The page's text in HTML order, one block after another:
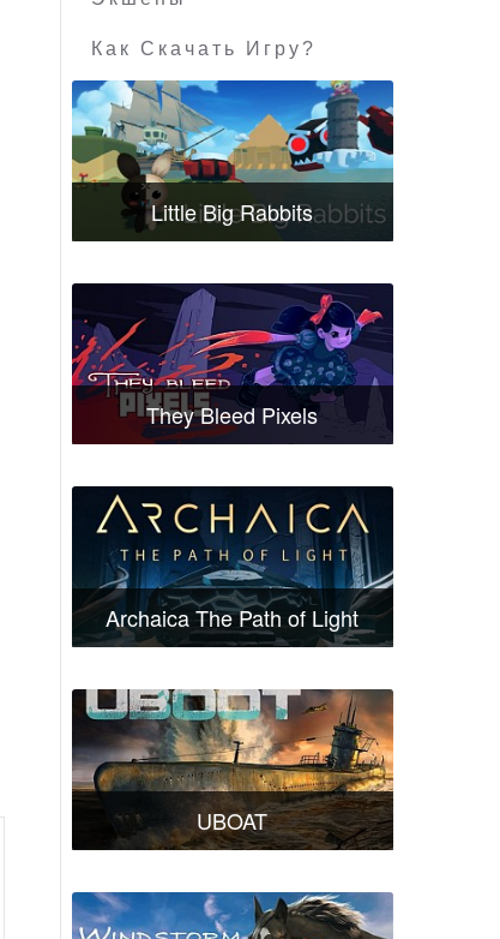
Как Скачать Игру?
Little Big Rabbits
They Bleed Pixels
Archaica The Path of Light
UBOAT